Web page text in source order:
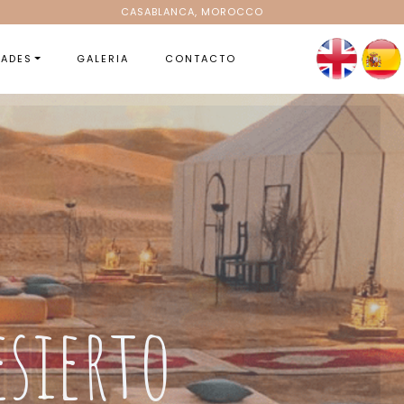
CASABLANCA, MOROCCO
GALERIA CONTACTO